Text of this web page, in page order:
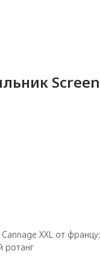
XXL от
ротанг